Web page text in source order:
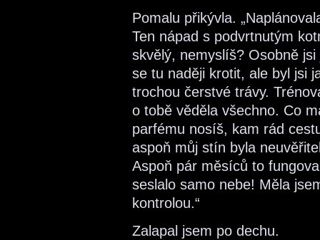
Pomalu přikývla.
Ten nápad s podvrtnutým
skvělý, nemyslíš? Osobně
se tu naději krotit, ale byl jsi
trochou čerstvé trávy.
o tobě věděla všechno. Co
parfému nosíš, kam rád
aspoň můj stín byla
Aspoň pár měsíců to
seslalo samo nebe! Měla
kontrolou.“
Zalapal jsem po dechu.